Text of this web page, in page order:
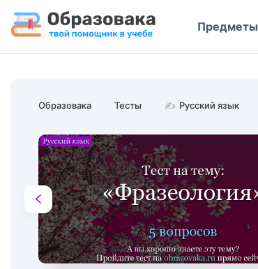
Образовака Тесты ✍ Русский язык
Предметы